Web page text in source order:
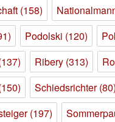
(158)
Podolski (120)
Ribery (313)
Schiedsrichter(80)
(197)